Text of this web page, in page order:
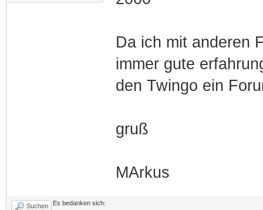
Da ich mit anderen
immer gute
den Twingo ein
gruß
MArkus
Suchen Es bedanken sich: